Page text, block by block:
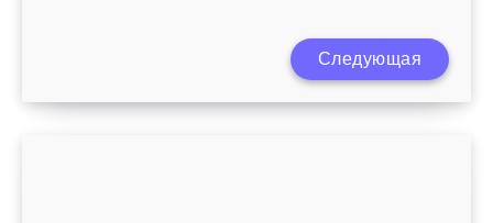
Симптомы стоматита у детей до года
Следующая